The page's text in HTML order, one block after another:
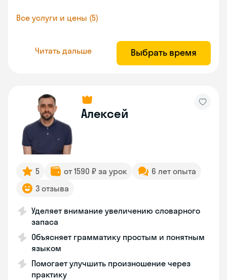
Все услуги и цены (5)
Читать дальше Выбрать время
Алексей
5 от 1590 ₽ за урок
6 лет опыта
3 отзыва
Уделяет внимание увеличению словарного
запаса
Объясняет грамматику простым и понятным
языком
Помогает улучшить произношение через
практику